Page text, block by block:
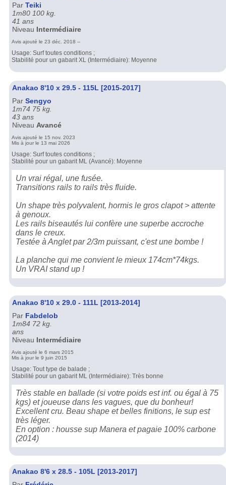
Par Teiki
1m80 100 kg.
41 ans
Niveau Intermédiaire
Avis ajouté le 23 déc. 2018 --
Usage: Surf toutes conditions ;
Stabilité pour un gabarit XL (Intermédiaire): Moyenne
Anakao 8'10 x 29.5 - 115L [2015-2017]
Par Sengyo
1m74 75 kg.
43 ans
Niveau Avancé
Avis ajouté le 15 nov. 2023
Mis à jour le 13 mai 2026
Usage: Surf toutes conditions ;
Stabilité pour un gabarit ML (Avancé): Moyenne
Un vrai régal, une fusée.
Transitions rails to rails très fluide.
Un shape très polyvalent, hormis le gros clapot > attente
à genoux.
Les rails biseautés lui confère une superbe accroche
dans le creux.
Testée à Anglet par 2/3m puissant, c'est une bombe !
La planche qui me convient le mieux 174cm*74kgs.
Un VRAI stand up !
Anakao 8'10 x 29.0 - 111L [2013-2014]
Par Fabdelob
1m84 72 kg.
ans
Niveau Intermédiaire
Avis ajouté le 6 mars 2015
Mis à jour le 9 juin 2015
Usage: Tout type de balade ;
Stabilité pour un gabarit ML (Intermédiaire): Très bonne
Très stable en ballade (si votre poids est inf. ou égal à 75
kgs) et joueuse dans les vagues, que du bonheur!
Excellent cru. Beau shape et belles finitions, le sup est
très léger.
En option : housse sup Manera et pagaie 100% carbone
(2014)
Anakao 8'6 x 28.5 - 105L [2013-2017]